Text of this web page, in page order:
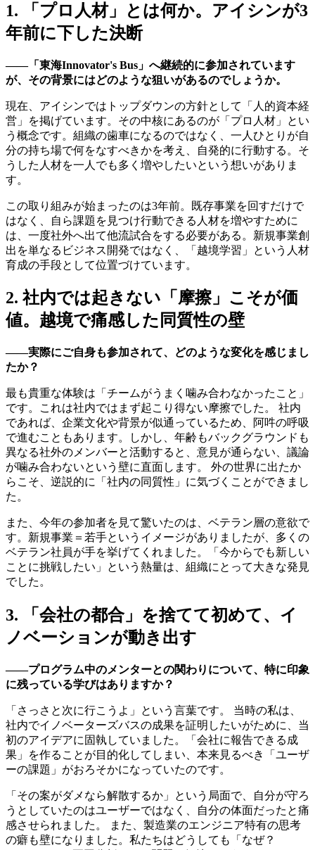
1. 「プロ人材」とは何か。アイシンが3
年前に下した決断
――「東海Innovator's Bus」へ継続的に参加されています
が、その背景にはどのような狙いがあるのでしょうか。
現在、アイシンではトップダウンの方針として「人的資本経
営」を掲げています。その中核にあるのが「プロ人材」とい
う概念です。組織の歯車になるのではなく、一人ひとりが自
分の持ち場で何をなすべきかを考え、自発的に行動する。そ
うした人材を一人でも多く増やしたいという想いがありま
す。
この取り組みが始まったのは3年前。既存事業を回すだけで
はなく、自ら課題を見つけ行動できる人材を増やすために
は、一度社外へ出て他流試合をする必要がある。新規事業創
出を単なるビジネス開発ではなく、「越境学習」という人材
育成の手段として位置づけています。
2. 社内では起きない「摩擦」こそが価
値。越境で痛感した同質性の壁
――実際にご自身も参加されて、どのような変化を感じまし
たか？
最も貴重な体験は「チームがうまく噛み合わなかったこと」
です。これは社内ではまず起こり得ない摩擦でした。 社内
であれば、企業文化や背景が似通っているため、阿吽の呼吸
で進むこともあります。しかし、年齢もバックグラウンドも
異なる社外のメンバーと活動すると、意見が通らない、議論
が噛み合わないという壁に直面します。 外の世界に出たか
らこそ、逆説的に「社内の同質性」に気づくことができまし
た。
また、今年の参加者を見て驚いたのは、ベテラン層の意欲で
す。新規事業＝若手というイメージがありましたが、多くの
ベテラン社員が手を挙げてくれました。「今からでも新しい
ことに挑戦したい」という熱量は、組織にとって大きな発見
でした。
3. 「会社の都合」を捨てて初めて、イ
ノベーションが動き出す
――プログラム中のメンターとの関わりについて、特に印象
に残っている学びはありますか？
「さっさと次に行こうよ」という言葉です。 当時の私は、
社内でイノベーターズバスの成果を証明したいがために、当
初のアイデアに固執していました。「会社に報告できる成
果」を作ることが目的化してしまい、本来見るべき「ユーザ
ーの課題」がおろそかになっていたのです。
「その案がダメなら解散するか」という局面で、自分が守ろ
うとしていたのはユーザーではなく、自分の体面だったと痛
感させられました。 また、製造業のエンジニア特有の思考
の癖も壁になりました。私たちはどうしても「なぜ？